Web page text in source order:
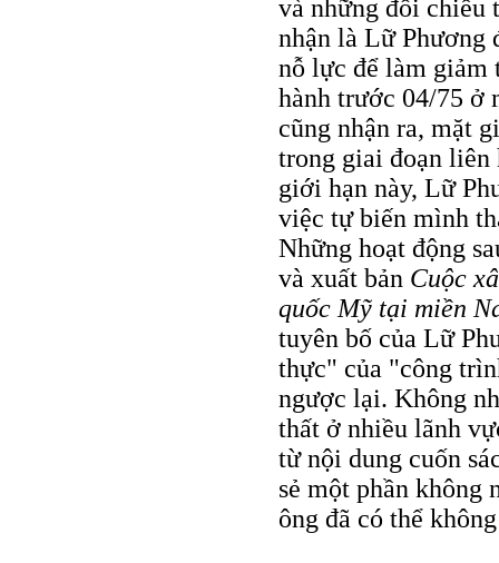
và những đối chiếu
nhận là Lữ Phương
nỗ lực để làm giảm
hành trước 04/75 ở
cũng nhận ra, mặt
trong giai đoạn liên
giới hạn này, Lữ
việc tự biến mình
Những hoạt động
và xuất bản Cuộc
quốc Mỹ tại miền
tuyên bố của Lữ
thực" của "công
ngược lại. Không
thất ở nhiều lãnh
từ nội dung cuốn
sẻ một phần không
ông đã có thể